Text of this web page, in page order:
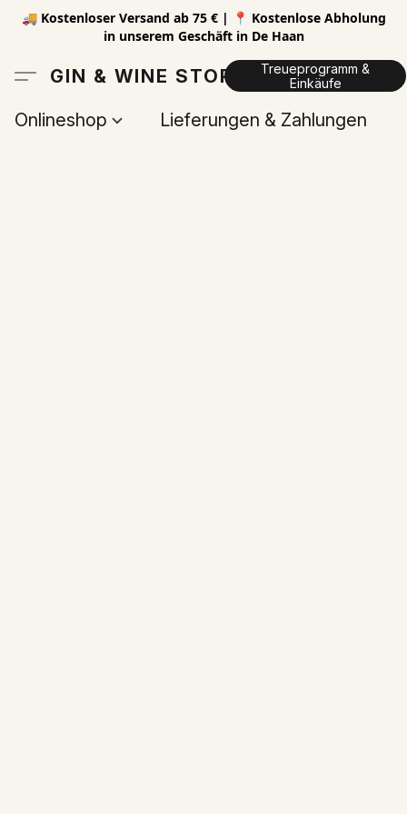
🚚 Kostenloser Versand ab 75 € | 📍 Kostenlose Abholung
in unserem Geschäft in De Haan
GIN & WINE STORE
Treueprogramm &
Einkäufe
Onlineshop Lieferungen & Zahlungen